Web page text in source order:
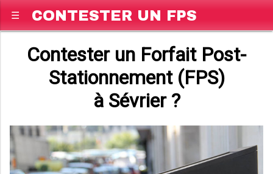
☰ CONTESTER UN FPS
Contester un Forfait Post-
Stationnement (FPS)
à Sévrier ?